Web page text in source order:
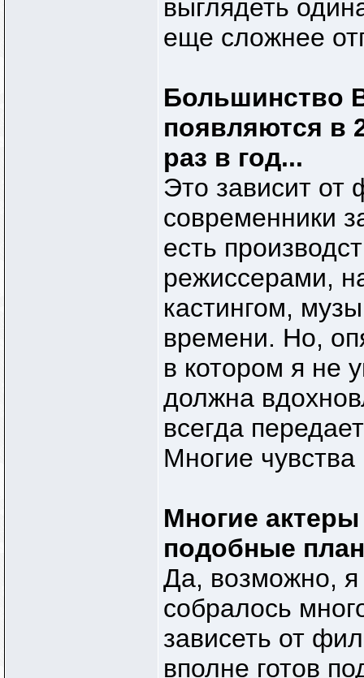
выглядеть
еще сложнее
Большинство
появляются в
раз в год...
Это зависит от
современники
есть
режиссерами,
кастингом,
времени. Но,
в котором я не
должна
всегда
Многие
Многие
подобные
Да, возможно,
собралось
зависеть от
вполне готов